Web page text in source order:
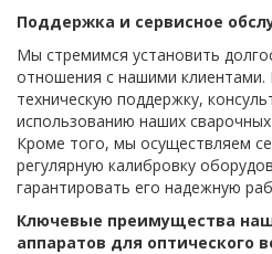
Поддержка и сервисное
Мы стремимся установить
отношения с нашими
техническую поддержку,
использованию наших
Кроме того, мы осуществляем
регулярную калибровку
гарантировать его надежную
Ключевые преимущества
аппаратов для оптического